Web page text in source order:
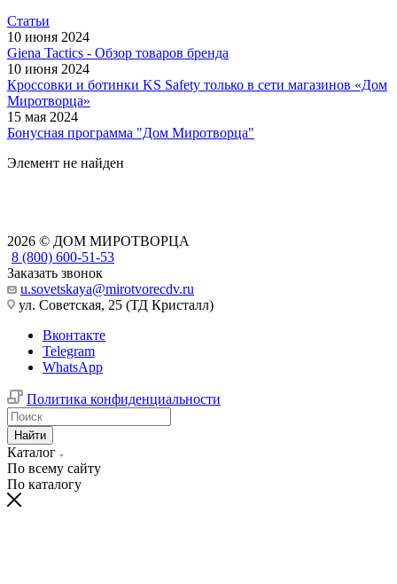
Статьи
10 июня 2024
Giena Tactics - Обзор товаров бренда
10 июня 2024
Кроссовки и ботинки KS Safety только в сети магазинов «Дом
Миротворца»
15 мая 2024
Бонусная программа "Дом Миротворца"
Элемент не найден
2026 © ДОМ МИРОТВОРЦА
8 (800) 600-51-53
Заказать звонок
u.sovetskaya@mirotvorecdv.ru
ул. Советская, 25 (ТД Кристалл)
Вконтакте
Telegram
WhatsApp
Политика конфиденциальности
Найти
Каталог
По всему сайту
По каталогу